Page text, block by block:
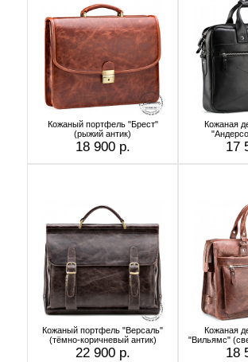
Кожаный портфель "Брест"
(рыжий антик)
18 900 р.
Кожаная
17
Кожаный портфель "Версаль"
(тёмно-коричневый антик)
22 900 р.
Кожаная
"Вильямс"
18